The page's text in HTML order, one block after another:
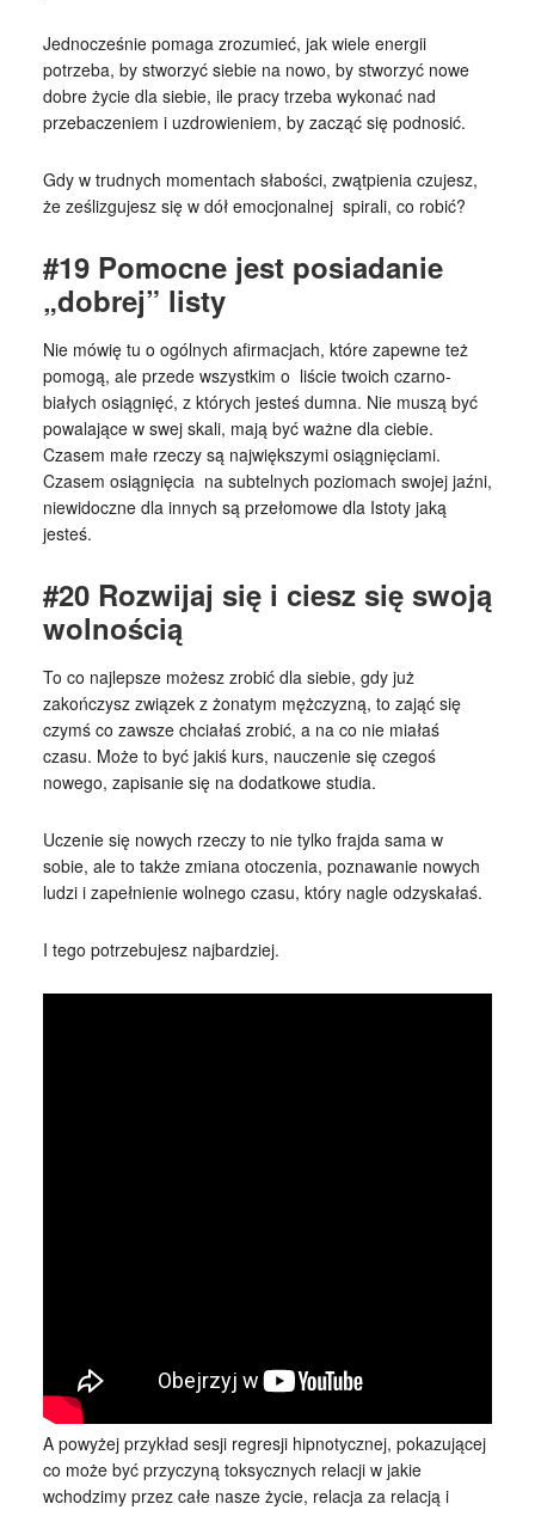
Jednocześnie pomaga zrozumieć, jak wiele energii
potrzeba, by stworzyć siebie na nowo, by stworzyć nowe
dobre życie dla siebie, ile pracy trzeba wykonać nad
przebaczeniem i uzdrowieniem, by zacząć się podnosić.
Gdy w trudnych momentach słabości, zwątpienia czujesz,
że ześlizgujesz się w dół emocjonalnej spirali, co robić?
#19 Pomocne jest posiadanie
„dobrej” listy
Nie mówię tu o ogólnych afirmacjach, które zapewne też
pomogą, ale przede wszystkim o liście twoich czarno-
białych osiągnięć, z których jesteś dumna. Nie muszą być
powalające w swej skali, mają być ważne dla ciebie.
Czasem małe rzeczy są największymi osiągnięciami.
Czasem osiągnięcia na subtelnych poziomach swojej jaźni,
niewidoczne dla innych są przełomowe dla Istoty jaką
jesteś.
#20 Rozwijaj się i ciesz się swoją
wolnością
To co najlepsze możesz zrobić dla siebie, gdy już
zakończysz związek z żonatym mężczyzną, to zająć się
czymś co zawsze chciałaś zrobić, a na co nie miałaś
czasu. Może to być jakiś kurs, nauczenie się czegoś
nowego, zapisanie się na dodatkowe studia.
Uczenie się nowych rzeczy to nie tylko frajda sama w
sobie, ale to także zmiana otoczenia, poznawanie nowych
ludzi i zapełnienie wolnego czasu, który nagle odzyskałaś.
I tego potrzebujesz najbardziej.
A powyżej przykład sesji regresji hipnotycznej, pokazującej
co może być przyczyną toksycznych relacji w jakie
wchodzimy przez całe nasze życie, relacja za relacją i